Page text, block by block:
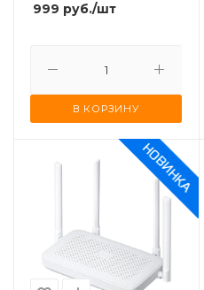
999 руб./шт
В КОРЗИНУ